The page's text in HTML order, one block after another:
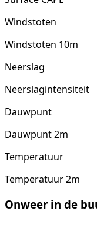
Windstoten
Windstoten 10m
Neerslag
Neerslagintensiteit
Dauwpunt
Dauwpunt 2m
Temperatuur
Temperatuur 2m
Onweer in de